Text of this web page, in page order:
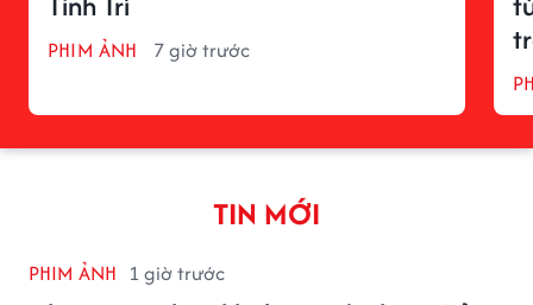
PHIM ẢNH 7 giờ trước
TIN MỚI
PHIM ẢNH 1 giờ trước